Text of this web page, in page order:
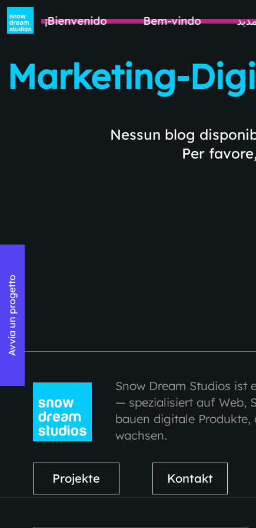
Avvia un progetto
¡Bienvenido Bem-vindo
Marketing-
Nessun blog
Per
Snow Dream Studios ist
— spezialisiert auf Web,
bauen digitale
wachsen.
Projekte Kontakt